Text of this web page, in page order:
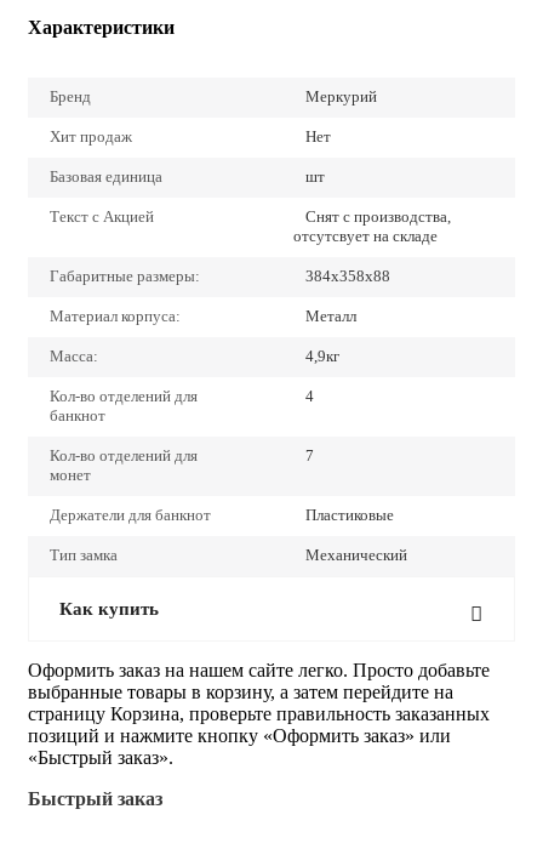
Характеристики
Бренд Меркурий
Хит продаж Нет
Базовая единица шт
Текст с Акцией
Снят с производства,
отсутсвует на складе
Габаритные размеры: 384х358х88
Материал корпуса: Металл
Масса: 4,9кг
Кол-во отделений для
банкнот
4
Кол-во отделений для
монет
7
Держатели для банкнот Пластиковые
Тип замка Механический
Как купить
Оформить заказ на нашем сайте легко. Просто добавьте
выбранные товары в корзину, а затем перейдите на
страницу Корзина, проверьте правильность заказанных
позиций и нажмите кнопку «Оформить заказ» или
«Быстрый заказ».
Быстрый заказ